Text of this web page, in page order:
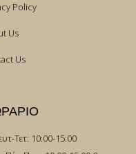
Policy
Us
Us
Τετ: 10:00-15:00